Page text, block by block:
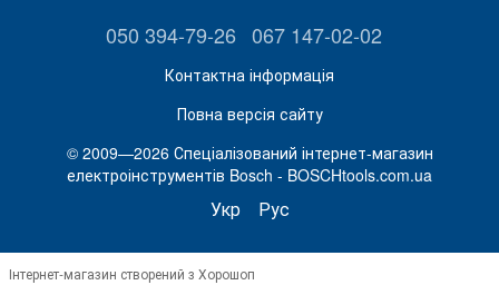
050 394-79-26 067 147-02-02
Контактна інформація
Повна версія сайту
© 2009—2026 Спеціалізований інтернет-магазин
електроінструментів Bosch - BOSCHtools.com.ua
Укр Рус
Інтернет-магазин створений з Хорошоп